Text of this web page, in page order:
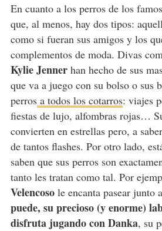
En cuanto a los perros de los
que, al menos, hay dos tipos:
como si fueran sus amigos y los
complementos de moda. Divas
Kylie Jennerhan hecho de sus
que va a juego con su bolso o sus
perrosa todos los cotarros: viajes
fiestas de lujo, alfombras rojas…
convierten en estrellas pero, a
de tantos flashes. Por otro lado,
saben que sus perros son
tanto les tratan como tal. Por
Velencosole encanta pasear junto a
puede, su precioso (y enorme)
disfruta jugando con Danka, su